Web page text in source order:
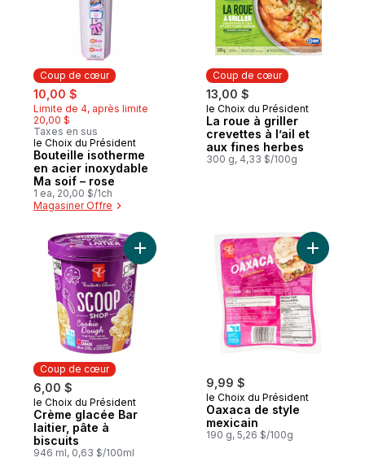
Coup de cœur
sale:
10,00 $
Limite de 4, après limite
20,00 $
Taxes en sus
Coup de cœur
le Choix du Président
Bouteille isotherme
en acier inoxydable
Ma soif – rose
1 ea, 20,00 $/1ch
Magasiner Offre
Coup de cœur
13,00 $
Coup de cœur
le Choix du Président
La roue à griller
crevettes à l’ail et
aux fines herbes
300 g, 4,33 $/100g
Coup de cœur
6,00 $
Coup de cœur
le Choix du Président
Crème glacée Bar
laitier, pâte à
biscuits
946 ml, 0,63 $/100ml
Ajouter Crème glacée Bar laitier, pâte à
9,99 $
le Choix du Président
Oaxaca de style
mexicain
190 g, 5,26 $/100g
Ajouter